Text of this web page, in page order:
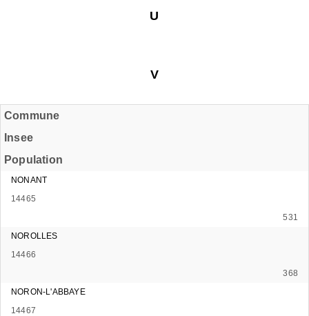
U
V
Commune
Insee
Population
NONANT
14465
531
NOROLLES
14466
368
NORON-L'ABBAYE
14467